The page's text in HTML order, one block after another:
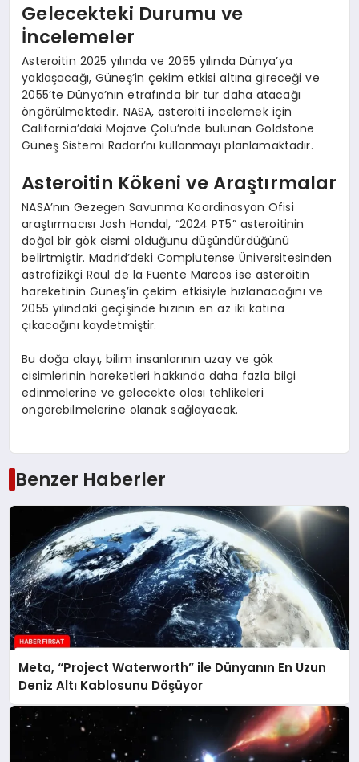
Gelecekteki Durumu ve
İncelemeler
Asteroitin 2025 yılında ve 2055 yılında Dünya’ya
yaklaşacağı, Güneş’in çekim etkisi altına gireceği ve
2055’te Dünya’nın etrafında bir tur daha atacağı
öngörülmektedir. NASA, asteroiti incelemek için
California’daki Mojave Çölü’nde bulunan Goldstone
Güneş Sistemi Radarı’nı kullanmayı planlamaktadır.
Asteroitin Kökeni ve Araştırmalar
NASA’nın Gezegen Savunma Koordinasyon Ofisi
araştırmacısı Josh Handal, “2024 PT5” asteroitinin
doğal bir gök cismi olduğunu düşündürdüğünü
belirtmiştir. Madrid’deki Complutense Üniversitesinden
astrofizikçi Raul de la Fuente Marcos ise asteroitin
hareketinin Güneş’in çekim etkisiyle hızlanacağını ve
2055 yılındaki geçişinde hızının en az iki katına
çıkacağını kaydetmiştir.
Bu doğa olayı, bilim insanlarının uzay ve gök
cisimlerinin hareketleri hakkında daha fazla bilgi
edinmelerine ve gelecekte olası tehlikeleri
öngörebilmelerine olanak sağlayacak.
Benzer Haberler
Meta, “Project Waterworth” ile Dünyanın En Uzun
Deniz Altı Kablosunu Döşüyor